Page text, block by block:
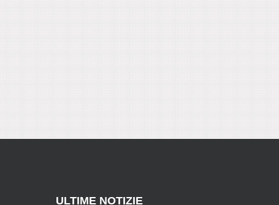
ULTIME NOTIZIE